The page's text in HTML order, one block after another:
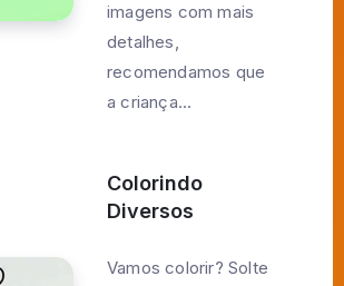
imagens com mais
detalhes,
recomendamos que
a criança...
Colorindo
Diversos
Vamos colorir? Solte